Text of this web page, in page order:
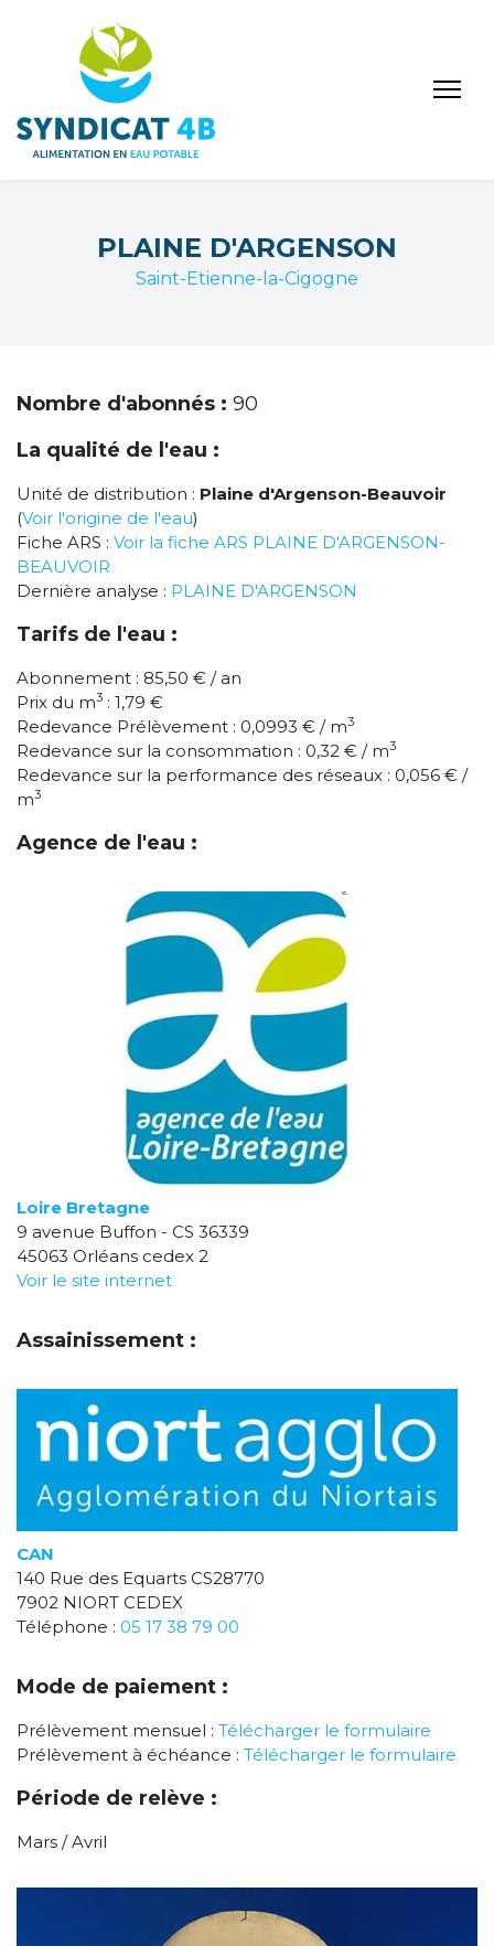
PLAINE D'ARGENSON
Saint-Etienne-la-Cigogne
Nombre d'abonnés : 90
La qualité de l'eau :
Unité de distribution : Plaine d'Argenson-Beauvoir
(Voir l'origine de l'eau)
Fiche ARS : Voir la fiche ARS PLAINE D'ARGENSON-
BEAUVOIR
Dernière analyse : PLAINE D'ARGENSON
Tarifs de l'eau :
Abonnement : 85,50 € / an
Prix du m3 : 1,79 €
Redevance Prélèvement : 0,0993 € / m3
Redevance sur la consommation : 0,32 € / m3
Redevance sur la performance des réseaux : 0,056 € /
m3
Agence de l'eau :
Loire Bretagne
9 avenue Buffon - CS 36339
45063 Orléans cedex 2
Voir le site internet
Assainissement :
CAN
140 Rue des Equarts CS28770
7902 NIORT CEDEX
Téléphone : 05 17 38 79 00
Mode de paiement :
Prélèvement mensuel : Télécharger le formulaire
Prélèvement à échéance : Télécharger le formulaire
Période de relève :
Mars / Avril